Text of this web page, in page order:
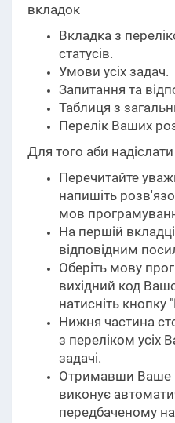
вкладок
Вкладка з
статусів.
Умови усіх задач.
Запитання та
Таблиця з
Перелік Ваших
Для того аби
Перечитайте
напишіть
мов
На першій
відповідним
Оберіть мову
вихідний код
натисніть кнопку "
Нижня частина
з переліком усіх
задачі.
Отримавши Ваше
виконує
передбаченому